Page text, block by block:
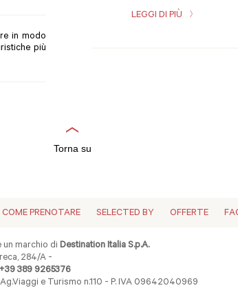
in modo
più
LEGGI DI PIÙ
Torna su
COME PRENOTARE SELECTED BY OFFERTE
un marchio diDestination Italia S.p.A.
284/A -
+39 389 9265376
e Turismo n.110 - P. IVA 09642040969